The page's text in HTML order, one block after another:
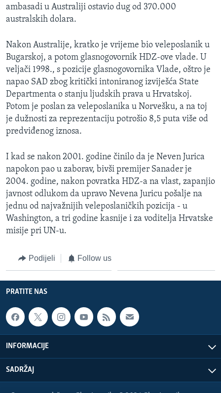
ambasadi u Australiji ostavio dug od 370.000
australskih dolara.
Nakon Australije, kratko je vrijeme bio veleposlanik u
Bugarskoj, a potom glasnogovornik HDZ-ove vlade. U
veljači 1998., s pozicije glasnogovornika Vlade, oštro je
napao SAD zbog kritički intoniranog izviješća State
Departmenta o stanju ljudskih prava u Hrvatskoj.
Potom je poslan za veleposlanika u Norvešku, a na toj
je dužnosti za reprezentaciju potrošio 8,5 puta više od
predviđenog iznosa.
I kad se nakon 2001. godine činilo da je Neven Jurica
napokon pao u zaborav, bivši premijer Sanader je
2004. godine, nakon povratka HDZ-a na vlast, zapanjio
javnost odlukom da upravo Nevena Juricu pošalje na
jednu od najvažnijih veleposlaničkih pozicija - u
Washington, a tri godine kasnije i za voditelja Hrvatske
misije pri UN-u.
Podijeli Follow us
PRATITE NAS
INFORMACIJE
SADRŽAJ